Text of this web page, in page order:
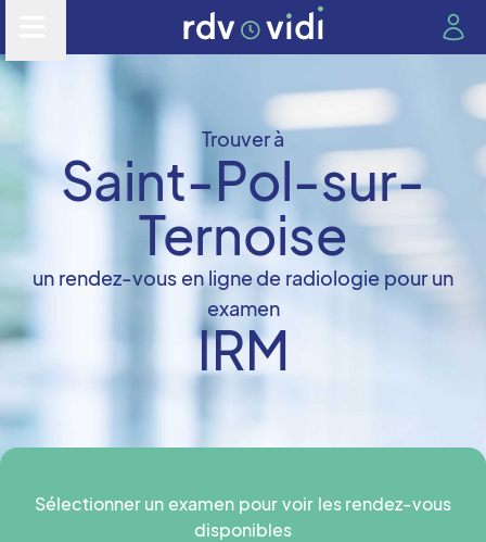
Trouver à
Saint-Pol-sur-
Ternoise
un rendez-vous en ligne de radiologie pour un
examen
IRM
Sélectionner un examen pour voir les rendez-vous
disponibles